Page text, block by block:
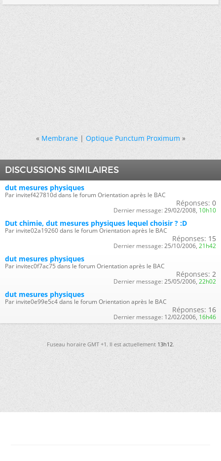
« Membrane|Optique Punctum Proximum »
DISCUSSIONS SIMILAIRES
dut mesures physiques
Par invitef427810d dans le forum Orientation après le BAC
Réponses: 0
Dernier message: 29/02/2008, 10h10
Dut chimie, dut mesures physiques lequel choisir ? :D
Par invite02a19260 dans le forum Orientation après le BAC
Réponses: 15
Dernier message: 25/10/2006, 21h42
dut mesures physiques
Par invitec0f7ac75 dans le forum Orientation après le BAC
Réponses: 2
Dernier message: 25/05/2006, 22h02
dut mesures physiques
Par invite0e99e5c4 dans le forum Orientation après le BAC
Réponses: 16
Dernier message: 12/02/2006, 16h46
Fuseau horaire GMT +1. Il est actuellement13h12.